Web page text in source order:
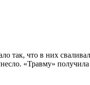
так, что в них
«Травму»